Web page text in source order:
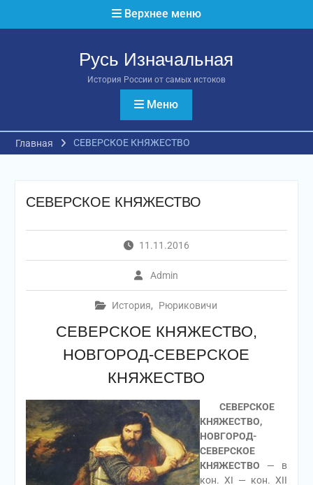
Верхнее меню
Русь Изначальная
История России от самых истоков
Меню
Главная СЕВЕРСКОЕ КНЯЖЕСТВО
СЕВЕРСКОЕ КНЯЖЕСТВО
11.11.2016
Admin
История, Рюриковичи
СЕВЕРСКОЕ КНЯЖЕСТВО,
НОВГОРОД-СЕВЕРСКОЕ
КНЯЖЕСТВО
СЕВЕРСКОЕ
КНЯЖЕСТВО,
НОВГОРОД-
СЕВЕРСКОЕ
КНЯЖЕСТВО — в
кон. XI — кон. XII